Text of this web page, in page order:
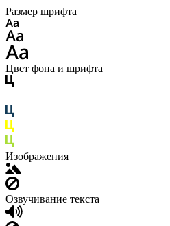
Размер шрифта
Цвет фона и шрифта
Изображения
Озвучивание текста